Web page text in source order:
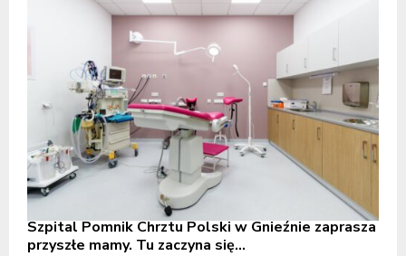
Szpital Pomnik Chrztu Polski w Gnieźnie zaprasza
przyszłe mamy. Tu zaczyna się...